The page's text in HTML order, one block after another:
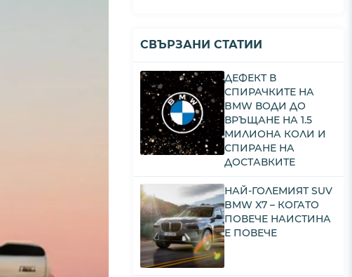
СВЪРЗАНИ СТАТИИ
ДЕФЕКТ В
СПИРАЧКИТЕ НА
BMW ВОДИ ДО
ВРЪЩАНЕ НА 1.5
МИЛИОНА КОЛИ И
СПИРАНЕ НА
ДОСТАВКИТЕ
НАЙ-ГОЛЕМИЯТ SUV
BMW X7 – КОГАТО
ПОВЕЧЕ НАИСТИНА
Е ПОВЕЧЕ